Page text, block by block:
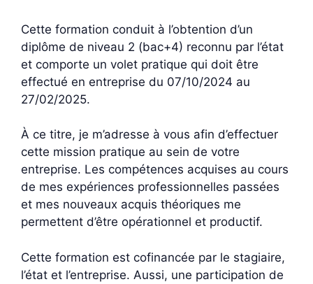
Cette formation conduit à l’obtention d’un
diplôme de niveau 2 (bac+4) reconnu par l’état
et comporte un volet pratique qui doit être
effectué en entreprise du 07/10/2024 au
27/02/2025.
À ce titre, je m’adresse à vous afin d’effectuer
cette mission pratique au sein de votre
entreprise. Les compétences acquises au cours
de mes expériences professionnelles passées
et mes nouveaux acquis théoriques me
permettent d’être opérationnel et productif.
Cette formation est cofinancée par le stagiaire,
l’état et l’entreprise. Aussi, une participation de